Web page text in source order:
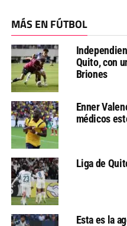
MÁS EN FÚTBOL
Quito, con
Briones
Enner
médicos
Liga de
Esta es la